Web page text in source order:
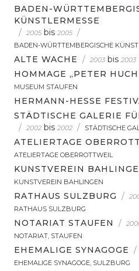
BADEN-
KÜNSTLERMESSE
/ 2005 bis 2005 /
BADEN-WÜRTTEMBERGISCHE
ALTE WACHE / 2003 bis 2003
HOMMAGE „PETER
MUSEUM STAUFEN
HERMANN-HESSE
STÄDTISCHE GALERIE
/ 2002 bis 2002 / STÄDTISCHE
ATELIERTAGE
ATELIERTAGE OBERROTTWEIL
KUNSTVEREIN
KUNSTVEREIN BAHLINGEN
RATHAUS SULZBURG /
RATHAUS SULZBURG
NOTARIAT STAUFEN /
NOTARIAT, STAUFEN
EHEMALIGE SYNAGOGE /
EHEMALIGE SYNAGOGE, SULZBURG